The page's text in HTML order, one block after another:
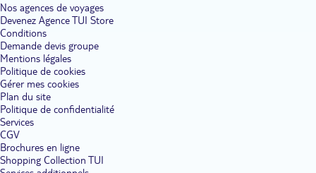
Nos agences de voyages
Devenez Agence TUI Store
Conditions
Demande devis groupe
Mentions légales
Politique de cookies
Gérer mes cookies
Plan du site
Politique de confidentialité
Services
CGV
Brochures en ligne
Shopping Collection TUI